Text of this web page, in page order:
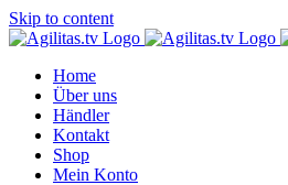
Skip to content
Home
Über uns
Händler
Kontakt
Shop
Mein Konto